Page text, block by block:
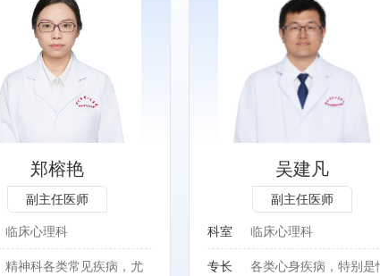
郑榕艳
副主任医师
临床心理科
精神科各类常见疾病，尤
吴建凡
副主任医师
科室 临床心理科
专长
各类心身疾病，特别是
专长：
各类心身疾病，特别是情感
性精神病，焦虑障碍， 失
眠症，强迫症，进食障碍等
精神和心理疾病的诊治和认